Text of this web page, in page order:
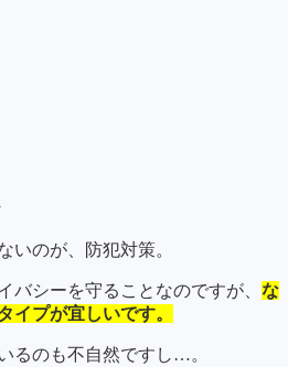
いのが、防犯対策。
バシーを守ることなのですが、 な
イプが宜しいです。
るのも不自然ですし…。